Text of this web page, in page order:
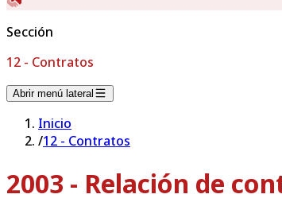
Sección
12 - Contratos
Abrir menú lateral
Inicio
/12 - Contratos
2003 - Relación de